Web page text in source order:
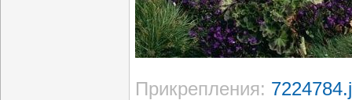
Прикрепления: